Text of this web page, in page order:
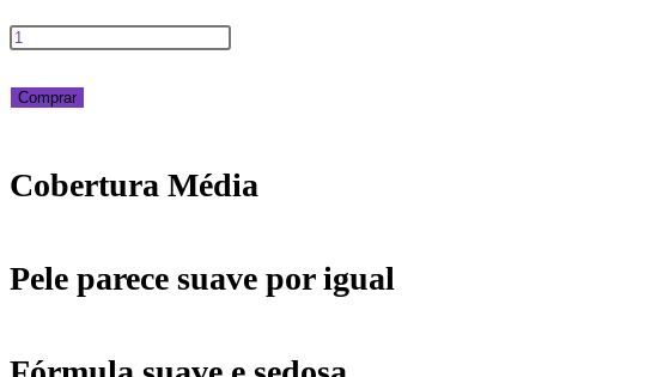
Perfect
Pó
-
Comprar
Cobertura Média
Pele parece suave por igual